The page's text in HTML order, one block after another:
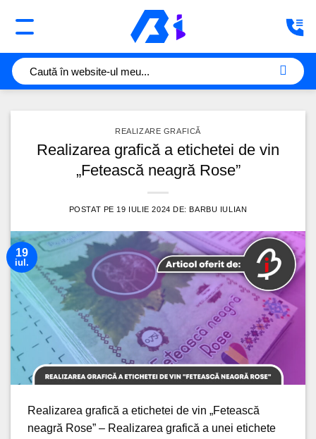
REALIZARE GRAFICĂ
Realizarea grafică a etichetei de vin
„Fetească neagră Rose”
POSTAT PE 19 IULIE 2024 DE:BARBU IULIAN
19
iul.
Realizarea grafică a etichetei de vin „Fetească
neagră Rose” – Realizarea grafică a unei etichete